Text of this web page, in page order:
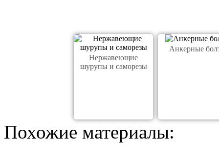
Нержавеющие
шурупы и саморезы
Анкерные
Похожие материалы: